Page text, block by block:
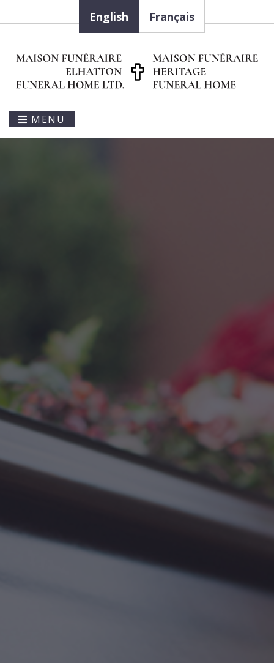
English Français
MENU